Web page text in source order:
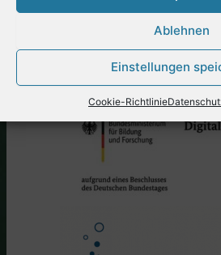
Ablehnen
Einstellungen
Cookie-Richtlinie